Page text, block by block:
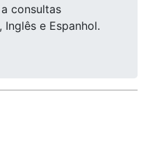
consultas
e Espanhol.